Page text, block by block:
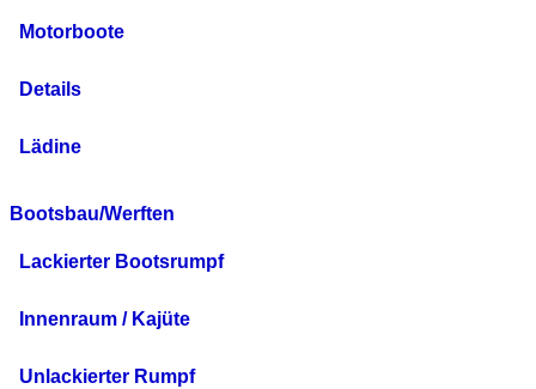
Motorboote
Details
Lädine
Bootsbau/Werften
Lackierter Bootsrumpf
Innenraum / Kajüte
Unlackierter Rumpf